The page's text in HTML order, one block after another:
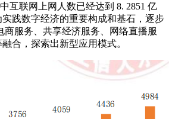
互联网上网人数已经达到 8. 2851 亿
践数字经济的重要构成和基石，逐步
商服务、共享经济服务、网络直播服
合，探索出新型应用模式。